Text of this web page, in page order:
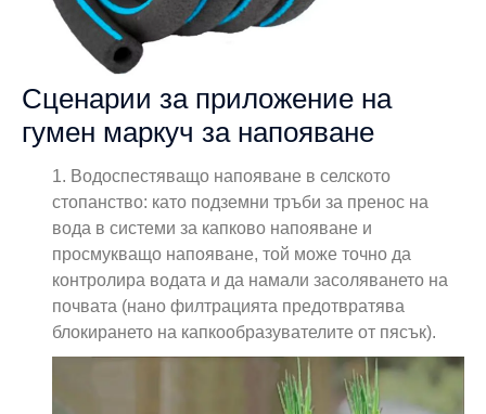
Сценарии за приложение на
гумен маркуч за напояване
1. Водоспестяващо напояване в селското
стопанство: като подземни тръби за пренос на
вода в системи за капково напояване и
просмукващо напояване, той може точно да
контролира водата и да намали засоляването на
почвата (нано филтрацията предотвратява
блокирането на капкообразувателите от пясък).